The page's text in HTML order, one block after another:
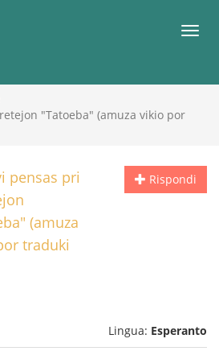
"Tatoeba" (amuza vikio por
Rispondi
pensas pri
(amuza
traduki
Lingua: Esperanto